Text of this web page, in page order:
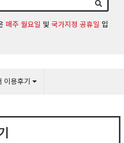
매주 월요일 및 국가지정 공휴일 입
이용후기